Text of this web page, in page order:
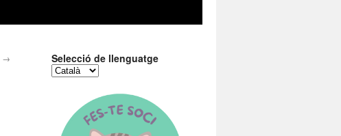
→ Selecció de llenguatge
Selecció